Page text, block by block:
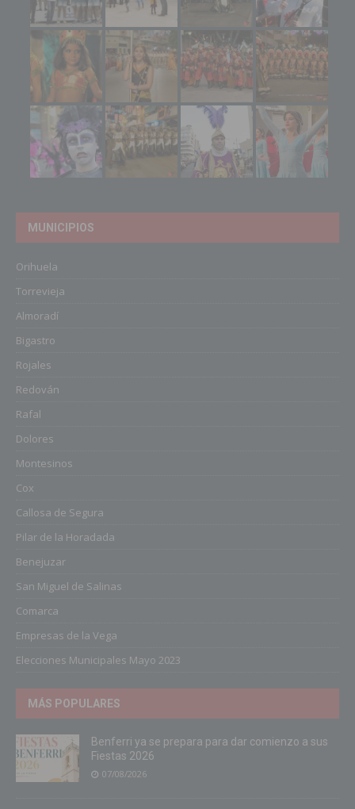
MUNICIPIOS
Orihuela
Torrevieja
Almoradí
Bigastro
Rojales
Redován
Rafal
Dolores
Montesinos
Cox
Callosa de Segura
Pilar de la Horadada
Benejuzar
San Miguel de Salinas
Comarca
Empresas de la Vega
Elecciones Municipales Mayo 2023
MÁS POPULARES
Benferri ya se prepara para dar comienzo a sus
Fiestas 2026
07/08/2026